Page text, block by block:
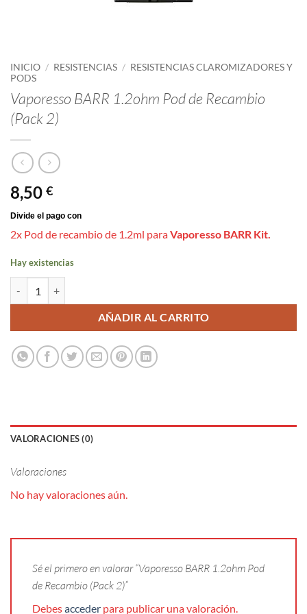
INICIO / RESISTENCIAS / RESISTENCIAS CLAROMIZADORES Y
PODS
Vaporesso BARR 1.2ohm Pod de Recambio
(Pack 2)
8,50 €
2x Pod de recambio de 1.2ml paraVaporesso BARR Kit.
Hay existencias
AÑADIR AL CARRITO
VALORACIONES (0)
Valoraciones
No hay valoraciones aún.
Sé el primero en valorar “Vaporesso BARR 1.2ohm Pod
de Recambio (Pack 2)”
Debesacceder para publicar una valoración.